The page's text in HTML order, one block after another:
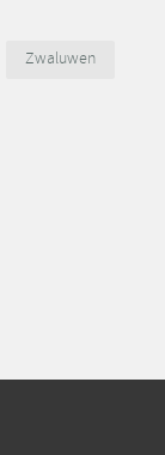
Zwaluwen